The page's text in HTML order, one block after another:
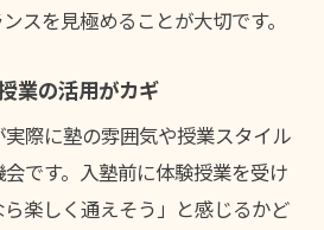
スを見極めることが大切です。
業の活用がカギ
際に塾の雰囲気や授業スタイル
です。入塾前に体験授業を受け
楽しく通えそう」と感じるかど